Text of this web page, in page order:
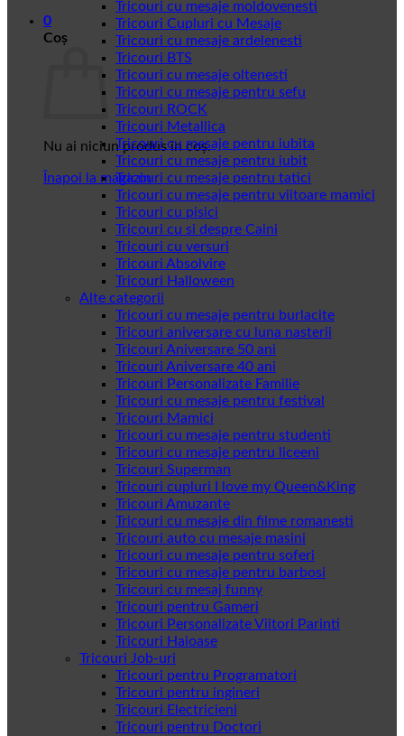
0
Coș
Nu ai niciun produs în coș.
Înapoi la magazin
Tricouri cu mesaje moldovenesti
Tricouri Cupluri cu Mesaje
Tricouri cu mesaje ardelenesti
Tricouri BTS
Tricouri cu mesaje oltenesti
Tricouri cu mesaje pentru sefu
Tricouri ROCK
Tricouri Metallica
Tricouri cu mesaje pentru iubita
Tricouri cu mesaje pentru iubit
Tricouri cu mesaje pentru tatici
Tricouri cu mesaje pentru viitoare mamici
Tricouri cu pisici
Tricouri cu si despre Caini
Tricouri cu versuri
Tricouri Absolvire
Tricouri Halloween
Alte categorii
Tricouri cu mesaje pentru burlacite
Tricouri aniversare cu luna nasterii
Tricouri Aniversare 50 ani
Tricouri Aniversare 40 ani
Tricouri Personalizate Familie
Tricouri cu mesaje pentru festival
Tricouri Mamici
Tricouri cu mesaje pentru studenti
Tricouri cu mesaje pentru liceeni
Tricouri Superman
Tricouri cupluri I love my Queen&King
Tricouri Amuzante
Tricouri cu mesaje din filme romanesti
Tricouri auto cu mesaje masini
Tricouri cu mesaje pentru soferi
Tricouri cu mesaje pentru barbosi
Tricouri cu mesaj funny
Tricouri pentru Gameri
Tricouri Personalizate Viitori Parinti
Tricouri Haioase
Tricouri Job-uri
Tricouri pentru Programatori
Tricouri pentru ingineri
Tricouri Electricieni
Tricouri pentru Doctori